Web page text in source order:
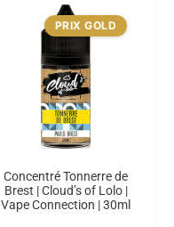
PRIX GOLD
Concentré Tonnerre de
Brest | Cloud’s of Lolo |
Vape Connection | 30ml